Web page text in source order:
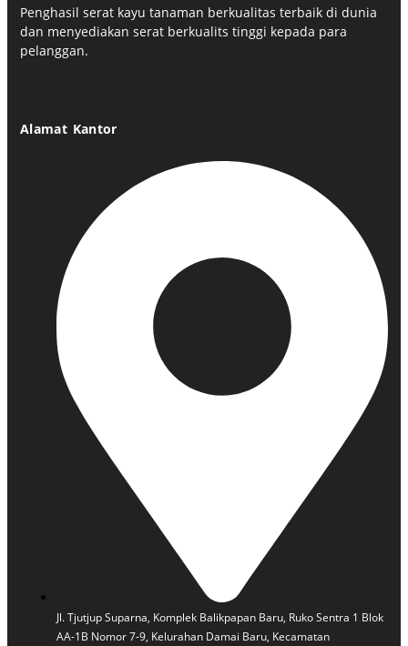
Penghasil serat kayu tanaman berkualitas terbaik di dunia
dan menyediakan serat berkualits tinggi kepada para
pelanggan.
Alamat Kantor
Jl. Tjutjup Suparna, Komplek Balikpapan Baru, Ruko Sentra 1 Blok
AA-1B Nomor 7-9, Kelurahan Damai Baru, Kecamatan